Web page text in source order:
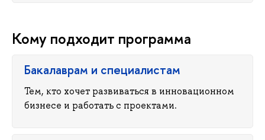
Кому подходит программа
Бакалаврам и специалистам
Тем, кто хочет развиваться в инновационном
изнесе и работать с проектами.